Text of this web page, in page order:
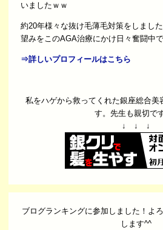
いましたｗｗ
約20年様々な抜け毛薄毛対策をしまし
望みをこのAGA治療にかけ日々奮闘中で
⇒詳しいプロフィールはこちら
私をハゲから救ってくれた銀座総合美
す。先生も親切で
↓ ↓ ↓
ブログランキングに参加しました！よ
します^^